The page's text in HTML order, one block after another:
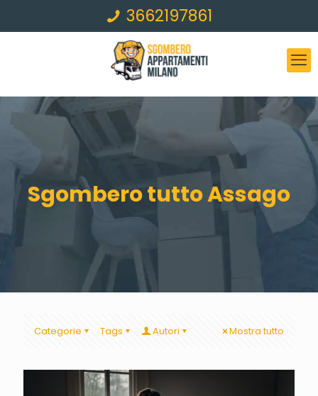
3662197861
Sgombero tutto Assago
Categorie Tags Autori Mostra tutto